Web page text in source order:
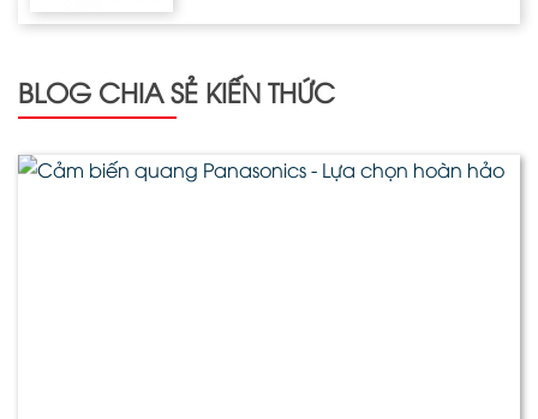
BLOG CHIA SẺ KIẾN THỨC